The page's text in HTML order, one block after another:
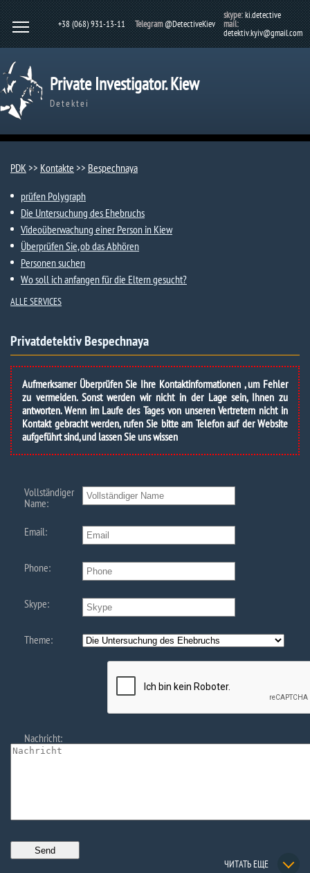
+38 (068) 931-13-11 Telegram@DetectiveKiev
skype:ki.detective
mail:
detektiv.kyiv@gmail.com
Private Investigator. Kiew
Detektei
PDK>> Kontakte >> Bespechnaya
prüfen Polygraph
Die Untersuchung des Ehebruchs
Videoüberwachung einer Person in Kiew
Überprüfen Sie, ob das Abhören
Personen suchen
Wo soll ich anfangen für die Eltern gesucht?
ALLE SERVICES
Privatdetektiv Bespechnaya
Aufmerksamer Überprüfen Sie Ihre Kontaktinformationen , um Fehler
zu vermeiden. Sonst werden wir nicht in der Lage sein, Ihnen zu
antworten. Wenn im Laufe des Tages von unseren Vertretern nicht in
Kontakt gebracht werden, rufen Sie bitte am Telefon auf der Website
aufgeführt sind, und lassen Sie uns wissen
Vollständiger
Name:
Email:
Phone:
Skype:
Theme:
Nachricht:
ЧИТАТЬ ЕЩЕ